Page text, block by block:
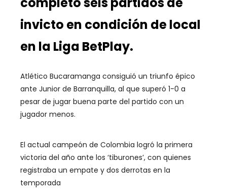
invicto en condición de local
en la Liga BetPlay.
Atlético Bucaramanga consiguió un triunfo épico
ante Junior de Barranquilla, al que superó 1-0 a
pesar de jugar buena parte del partido con un
jugador menos.
El actual campeón de Colombia logró la primera
victoria del año ante los ‘tiburones’, con quienes
registraba un empate y dos derrotas en la
temporada